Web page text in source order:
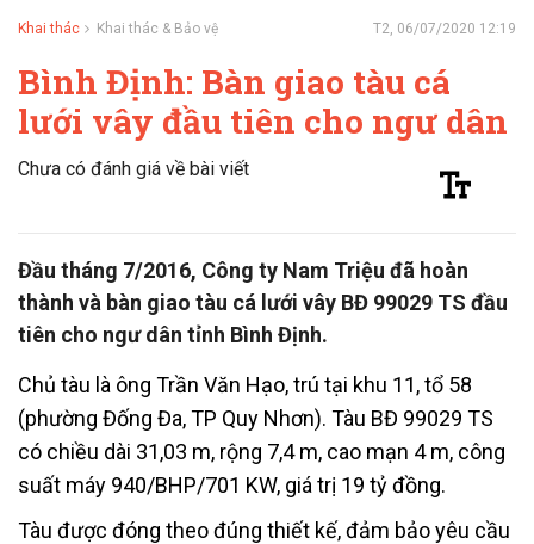
Khai thác Khai thác & Bảo vệ T2, 06/07/2020 12:19
Bình Định: Bàn giao tàu cá
lưới vây đầu tiên cho ngư dân
Chưa có đánh giá về bài viết
Đầu tháng 7/2016, Công ty Nam Triệu đã hoàn
thành và bàn giao tàu cá lưới vây BĐ 99029 TS đầu
tiên cho ngư dân tỉnh Bình Định.
Chủ tàu là ông Trần Văn Hạo, trú tại khu 11, tổ 58
(phường Đống Đa, TP Quy Nhơn). Tàu BĐ 99029 TS
có chiều dài 31,03 m, rộng 7,4 m, cao mạn 4 m, công
suất máy 940/BHP/701 KW, giá trị 19 tỷ đồng.
Tàu được đóng theo đúng thiết kế, đảm bảo yêu cầu